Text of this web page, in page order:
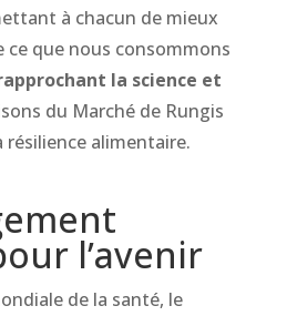
à chacun de mieux
ce que nous consommons
la science et
du Marché de Rungis
alimentaire.
l’avenir
de la santé, le